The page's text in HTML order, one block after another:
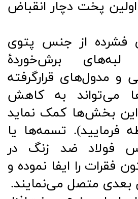
اولین پخت دچار انقباض
فشرده از جنس پتوی
برش‌خوردۀ
و مدول‌های قرارگرفته
می‌تواند به کاهش
بخش‌ها کمک نماید
فرمایید). تسمه‌ها یا
فولاد ضد زنگ در
را ایفا نموده و
بعدی متصل می‌نمایند.